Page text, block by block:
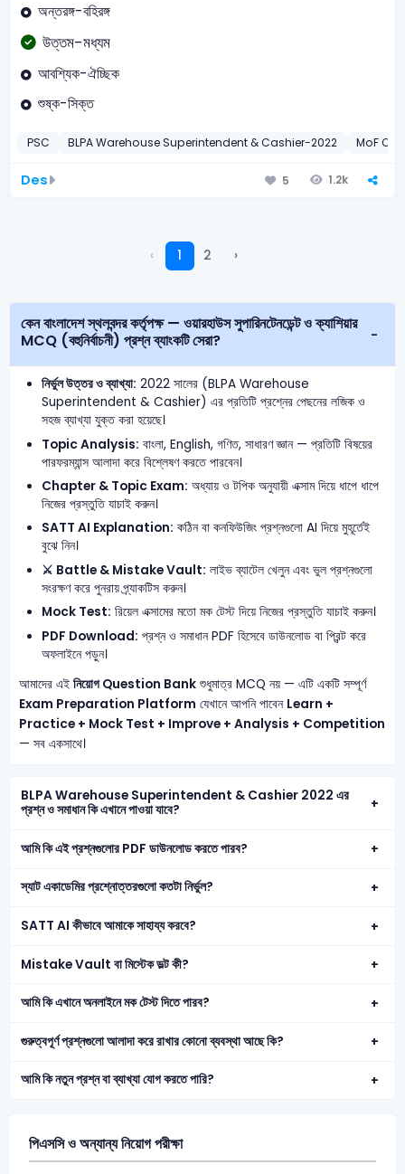
অন্তরঙ্গ-বহিরঙ্গ
উত্তম-মধ্যম
আবশ্যিক-ঐচ্ছিক
শুষ্ক-সিক্ত
PSC BLPA Warehouse Superintendent & Cashier-2022 MoF
Des 5 1.2k
‹ 1 2 ›
কেন বাংলাদেশ স্থলবন্দর কর্তৃপক্ষ — ওয়ারহাউস সুপারিনটেনডেন্ট ও ক্যাশিয়ার
MCQ (বহুনির্বাচনী) প্রশ্ন ব্যাংকটি সেরা?
নির্ভুল উত্তর ও ব্যাখ্যা: 2022 সালের (BLPA Warehouse
Superintendent & Cashier) এর প্রতিটি প্রশ্নের পেছনের লজিক ও
সহজ ব্যাখ্যা যুক্ত করা হয়েছে।
Topic Analysis: বাংলা, English, গণিত, সাধারণ জ্ঞান — প্রতিটি বিষয়ের
পারফরম্যান্স আলাদা করে বিশ্লেষণ করতে পারবেন।
Chapter & Topic Exam: অধ্যায় ও টপিক অনুযায়ী এক্সাম দিয়ে ধাপে ধাপে
নিজের প্রস্তুতি যাচাই করুন।
SATT AI Explanation: কঠিন বা কনফিউজিং প্রশ্নগুলো AI দিয়ে মুহূর্তেই
বুঝে নিন।
⚔️ Battle & Mistake Vault: লাইভ ব্যাটেল খেলুন এবং ভুল প্রশ্নগুলো
সংরক্ষণ করে পুনরায় প্র্যাকটিস করুন।
Mock Test: রিয়েল এক্সামের মতো মক টেস্ট দিয়ে নিজের প্রস্তুতি যাচাই করুন।
PDF Download: প্রশ্ন ও সমাধান PDF হিসেবে ডাউনলোড বা প্রিন্ট করে
অফলাইনে পড়ুন।
আমাদের এই নিয়োগ Question Bankশুধুমাত্র MCQ নয় — এটি একটি সম্পূর্ণ
Exam Preparation Platform যেখানে আপনি পাবেন Learn +
Practice + Mock Test + Improve + Analysis + Competition
— সব একসাথে।
BLPA Warehouse Superintendent & Cashier 2022 এর
প্রশ্ন ও সমাধান কি এখানে পাওয়া যাবে?
আমি কি এই প্রশ্নগুলোর PDF ডাউনলোড করতে পারব?
স্যাট একাডেমির প্রশ্নোত্তরগুলো কতটা নির্ভুল?
SATT AI কীভাবে আমাকে সাহায্য করবে?
Mistake Vault বা মিস্টেক ভল্ট কী?
আমি কি এখানে অনলাইনে মক টেস্ট দিতে পারব?
গুরুত্বপূর্ণ প্রশ্নগুলো আলাদা করে রাখার কোনো ব্যবস্থা আছে কি?
আমি কি নতুন প্রশ্ন বা ব্যাখ্যা যোগ করতে পারি?
পিএসসি ও অন্যান্য নিয়োগ পরীক্ষা